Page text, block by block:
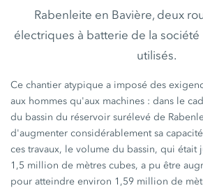
Rabenleite en Bavière, deux
électriques à batterie de la société
utilisés.
Ce chantier atypique a imposé des
aux hommes qu'aux machines : dans le
du bassin du réservoir surélevé de
d'augmenter considérablement sa
ces travaux, le volume du bassin, qui était
1,5 million de mètres cubes, a pu être
pour atteindre environ 1,59 million de